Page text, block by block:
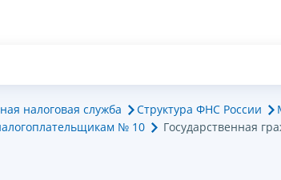
налоговая служба Структура ФНС России
№ 10
Государственная